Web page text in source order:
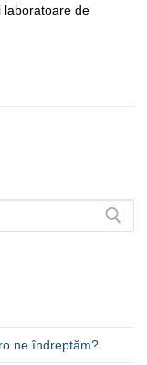
laboratoare de
ne îndreptăm?